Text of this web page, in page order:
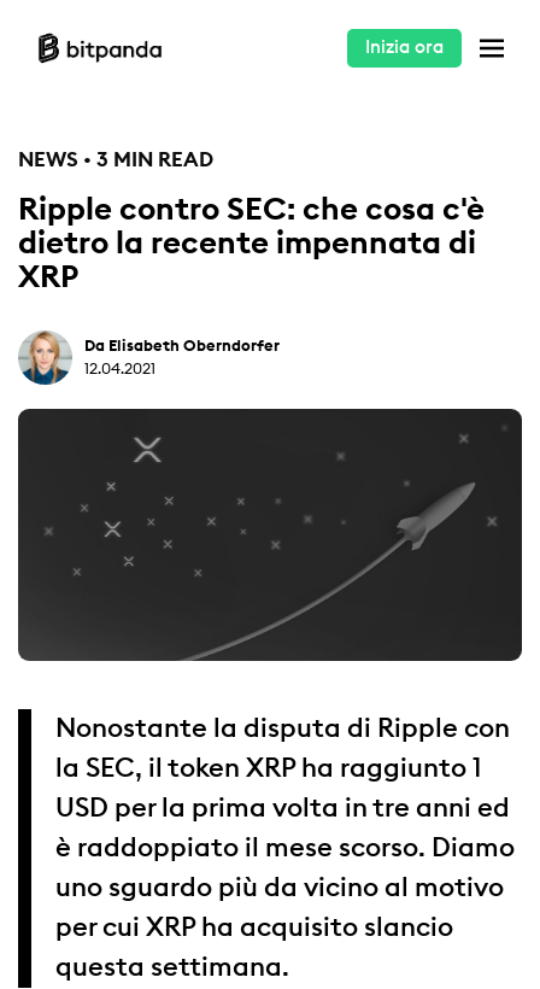
Inizia ora
NEWS • 3 MIN READ
Ripple contro SEC: che cosa c'è
dietro la recente impennata di
XRP
Da Elisabeth Oberndorfer
12.04.2021
Nonostante la disputa di Ripple con
la SEC, il token XRP ha raggiunto 1
USD per la prima volta in tre anni ed
è raddoppiato il mese scorso. Diamo
uno sguardo più da vicino al motivo
per cui XRP ha acquisito slancio
questa settimana.